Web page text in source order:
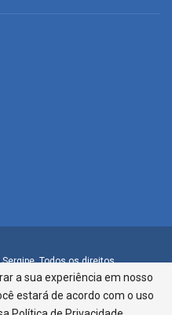
Todos os direitos
276, Bairro São José |
79.2106.8000 - CI Centro de
a sua experiência em nosso
estará de acordo com o uso